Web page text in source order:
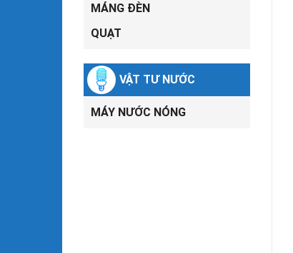
MÁNG ĐÈN
QUẠT
VẬT TƯ NƯỚC
MÁY NƯỚC NÓNG